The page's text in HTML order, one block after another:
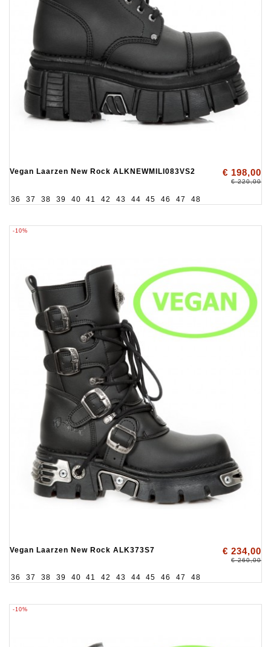
Vegan Laarzen New Rock ALKNEWMILI083VS2 € 198,00
€ 220,00
36 37 38 39 40 41 42 43 44 45 46 47 48
-10%
Vegan Laarzen New Rock ALK373S7 € 234,00
€ 260,00
36 37 38 39 40 41 42 43 44 45 46 47 48
-10%